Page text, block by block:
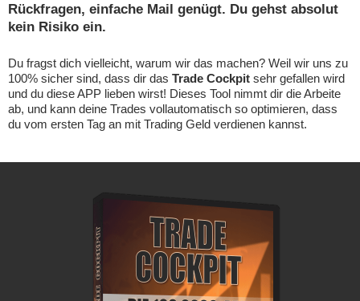
Rückfragen, einfache Mail genügt. Du gehst absolut
kein Risiko ein.
Du fragst dich vielleicht, warum wir das machen? Weil wir uns zu
100% sicher sind, dass dir das Trade Cockpit sehr gefallen wird
und du diese APP lieben wirst! Dieses Tool nimmt dir die Arbeite
ab, und kann deine Trades vollautomatisch so optimieren, dass
du vom ersten Tag an mit Trading Geld verdienen kannst.